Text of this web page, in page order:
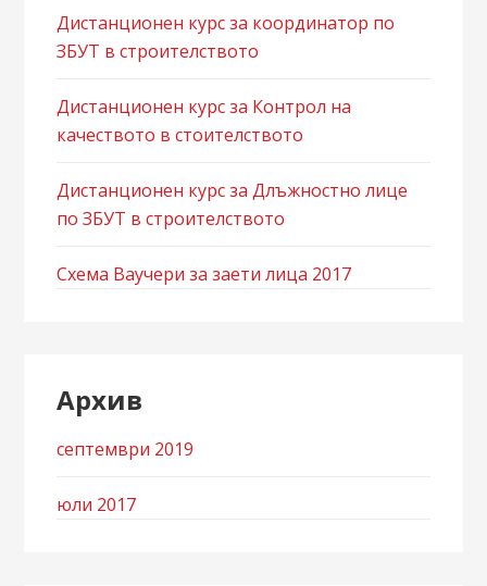
Дистанционен курс за координатор по
ЗБУТ в строителството
Дистанционен курс за Контрол на
качеството в стоителството
Дистанционен курс за Длъжностно лице
по ЗБУТ в строителството
Схема Ваучери за заети лица 2017
Архив
септември 2019
юли 2017